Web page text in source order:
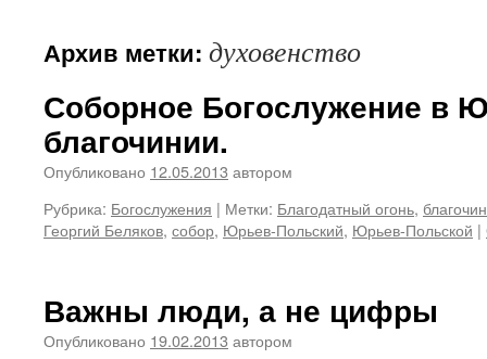
Архив метки: духовенство
Соборное Богослужение в
благочинии.
Опубликовано 12.05.2013 автором
Рубрика: Богослужения | Метки: Благодатный огонь,
Георгий Беляков, собор, Юрьев-Польский, Юрьев-Польской |
Важны люди, а не цифры
Опубликовано 19.02.2013 автором